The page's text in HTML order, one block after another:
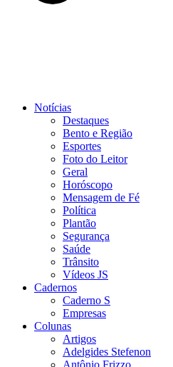
Notícias
Destaques
Bento e Região
Esportes
Foto do Leitor
Geral
Horóscopo
Mensagem de Fé
Política
Plantão
Segurança
Saúde
Trânsito
Vídeos JS
Cadernos
Caderno S
Empresas
Colunas
Artigos
Adelgides Stefenon
Antônio Frizzo